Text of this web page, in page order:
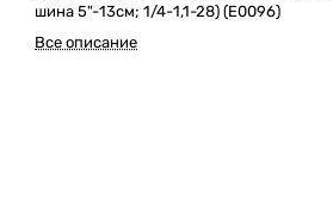
шина 5"-13см; 1/4-1,1-28) (E0096)
Все описание